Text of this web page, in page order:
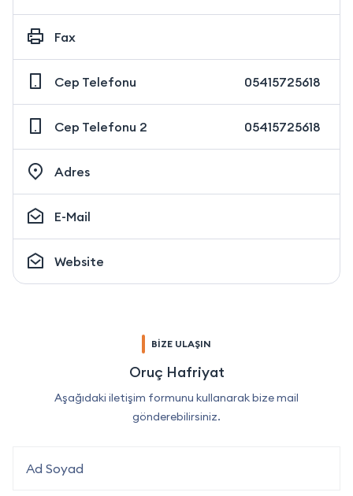
Fax
Cep Telefonu 05415725618
Cep Telefonu 2 05415725618
Adres
E-Mail
Website
BİZE ULAŞIN
Oruç Hafriyat
Aşağıdaki iletişim formunu kullanarak bize mail
gönderebilirsiniz.